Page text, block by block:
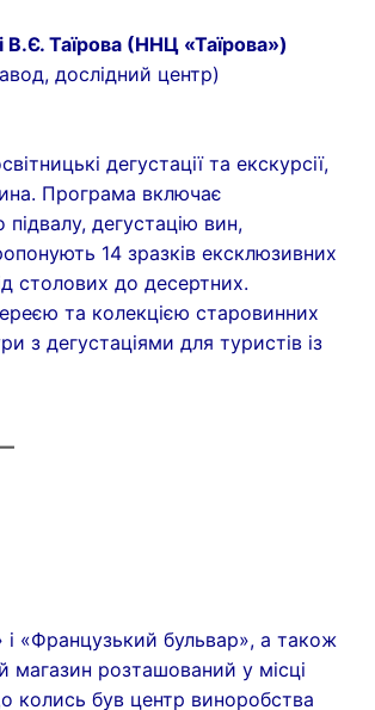
В.Є. Таїрова (ННЦ «Таїрова»)
дослідний центр)
дегустації та екскурсії,
Програма включає
дегустацію вин,
14 зразків ексклюзивних
столових до десертних.
та колекцією старовинних
з дегустаціями для туристів із
«Французький бульвар», а також
магазин розташований у місці
колись був центр виноробства